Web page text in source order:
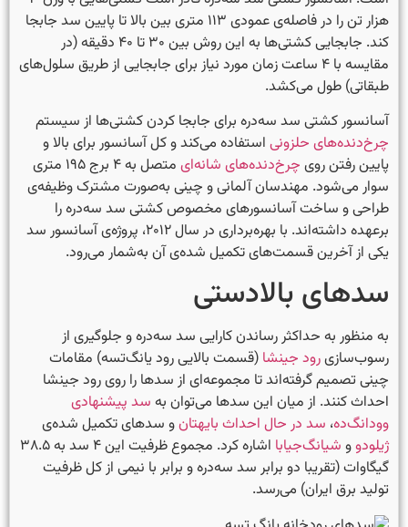
هزار تن را در فاصله‌ی عمودی ۱۱۳ متری بین بالا تا پایین سد جابجا
کند. جابجایی کشتی‌ها به این روش بین ۳۰ تا ۴۰ دقیقه (در
مقایسه با ۴ ساعت زمان مورد نیاز برای جابجایی از طریق سلول‌های
طبقاتی) طول می‌کشد.
آسانسور کشتی سد سه‌دره برای جابجا کردن کشتی‌ها از سیستم
چرخ‌دنده‌های حلزونی استفاده می‌کند و کل آسانسور برای بالا و
پایین رفتن روی چرخ‌دنده‌های شانه‌ای
متصل به ۴ برج ۱۹۵ متری
سوار می‌شود. مهندسان آلمانی و چینی به‌صورت مشترک وظیفه‌ی
طراحی و ساخت آسانسورهای مخصوص کشتی سد سه‌دره را
برعهده داشته‌اند. با بهره‌برداری در سال ۲۰۱۲، پروژه‌ی آسانسور سد
یکی از آخرین قسمت‌های تکمیل شده‌ی آن به‌شمار می‌رود.
سدهای بالادستی
به منظور به حداکثر رساندن کارایی سد سه‌دره و جلوگیری از
رسوب‌سازیرود جینشا (قسمت بالایی رود یانگ‌تسه) مقامات
چینی تصمیم گرفته‌اند تا مجموعه‌ای از سدها را روی رود جینشا
احداث کنند. از میان این سدها می‌توان به سد پیشنهادی
وودانگ‌ده، سد در حال احداث بایهتانو سدهای تکمیل شده‌ی
ژیلودوو شیانگ‌جیابا
اشاره کرد. مجموع ظرفیت این ۴ سد به ۳۸.۵
گیگاوات (تقریبا دو برابر سد سه‌دره و برابر با نیمی از کل ظرفیت
تولید برق ایران) می‌رسد.